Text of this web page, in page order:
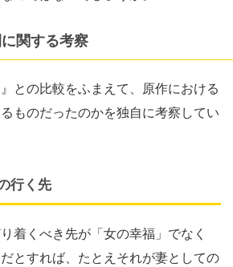
関する考察
との比較をふまえて、原作における
ものだったのかを独自に考察してい
行く先
着くべき先が「女の幸福」でなく
とすれば、たとえそれが妻としての